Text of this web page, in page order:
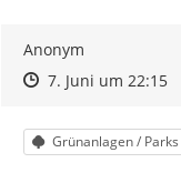
Anonym
Zeitpunkt des
Zeitpunkt des
7. Juni um 22:15
Kategorie
Grünanlagen / Parks